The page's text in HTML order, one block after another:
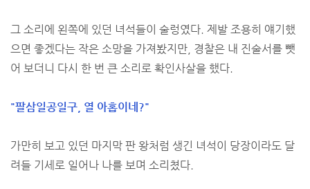
그 소리에 왼쪽에 있던 녀석들이 술렁였다. 제발 조용히 얘기했
으면 좋겠다는 작은 소망을 가져봤지만, 경찰은 내 진술서를 뺏
어 보더니 다시 한 번 큰 소리로 확인사살을 했다.
"팔삼일공일구, 열 아홉이네?"
가만히 보고 있던 마지막 판 왕처럼 생긴 녀석이 당장이라도 달
려들 기세로 일어나 나를 보며 소리쳤다.